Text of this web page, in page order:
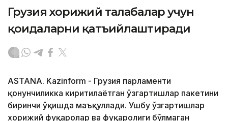
Грузия хорижий талабалар учун
қоидаларни қатъийлаштиради
ASTANA. Kazinform - Грузия парламенти
қонунчиликка киритилаётган ўзгартишлар пакетини
биринчи ўқишда маъқуллади. Ушбу ўзгартишлар
хорижий фуқаролар ва фуқаролиги бўлмаган